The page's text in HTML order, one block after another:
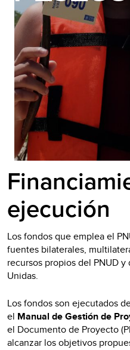
ejecución
Los fondos que emplea el
fuentes bilaterales,
recursos propios del PNUD
Unidas.
Los fondos son ejecutados
el Manual de Gestión de
el Documento de Proyecto
alcanzar los objetivos